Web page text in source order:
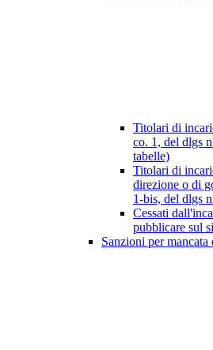
Titolari di
co. 1, del dlgs
tabelle)
Titolari di
direzione o di
1-bis, del dlgs
Cessati
pubblicare sul
Sanzioni per